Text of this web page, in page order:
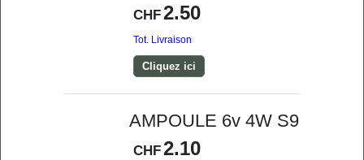
CHF2.50
Tot. Livraison
Cliquez ici
AMPOULE 6v 4W S9
CHF2.10